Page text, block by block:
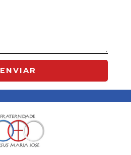
ENVIAR